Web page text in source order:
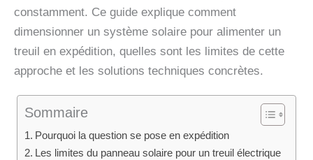
constamment. Ce guide explique comment
dimensionner un système solaire pour alimenter un
treuil en expédition, quelles sont les limites de cette
approche et les solutions techniques concrètes.
Sommaire
Pourquoi la question se pose en expédition
Les limites du panneau solaire pour un treuil électrique